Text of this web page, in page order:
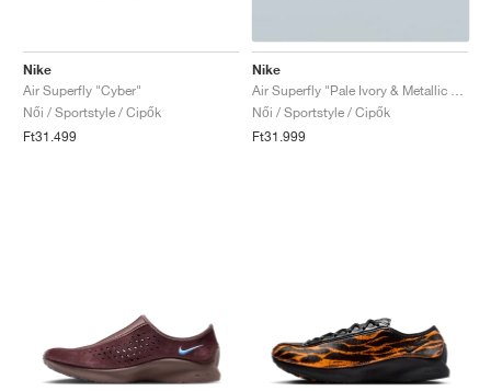
Nike
Air Superfly "Cyber"
Női / Sportstyle / Cipők
Ft31.499
Nike
Női / Sportstyle / Cipők
Ft31.999